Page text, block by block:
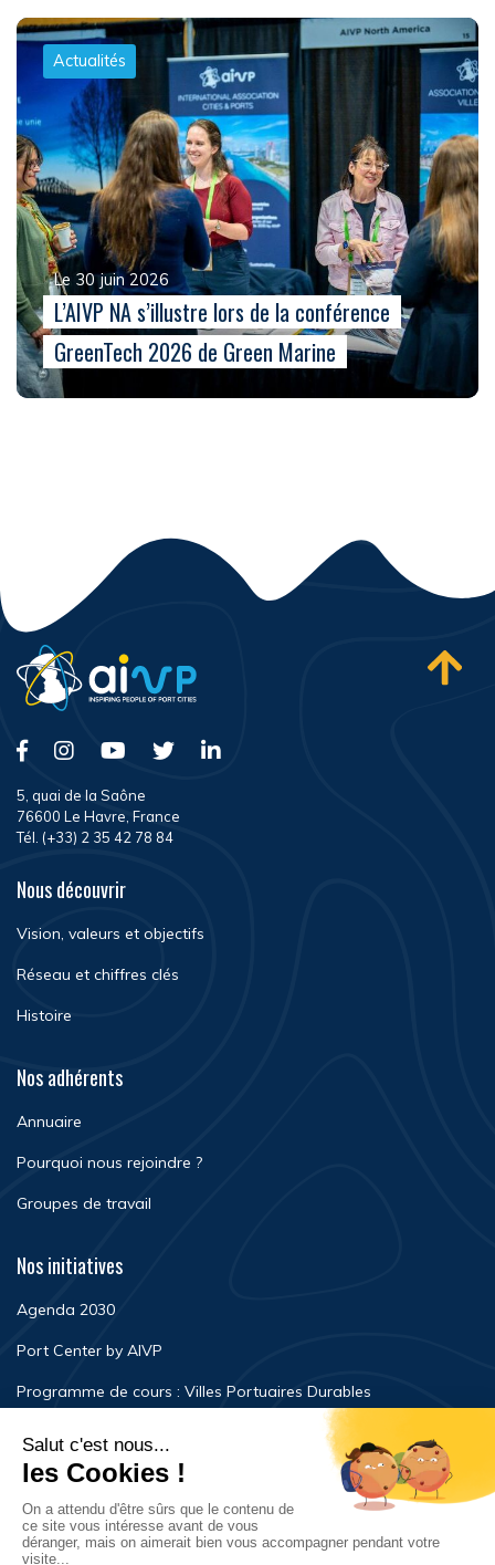
Actualités
Le 30 juin 2026
L’AIVP NA s’illustre lors de la conférence
GreenTech 2026 de Green Marine
5, quai de la Saône
76600 Le Havre, France
Tél. (+33) 2 35 42 78 84
Nous découvrir
Vision, valeurs et objectifs
Réseau et chiffres clés
Histoire
Nos adhérents
Annuaire
Pourquoi nous rejoindre ?
Groupes de travail
Nos initiatives
Agenda 2030
Port Center by AIVP
Programme de cours : Villes Portuaires Durables
Newsroom
Événements
FAQ